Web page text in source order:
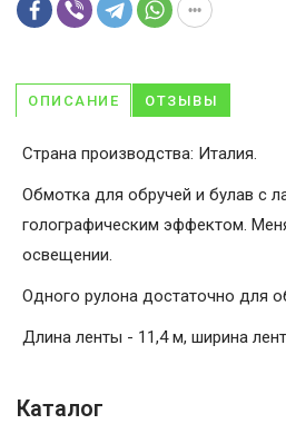
ОПИСАНИЕ ОТЗЫВЫ
Страна производства: Италия.
Обмотка для обручей и булав с
голографическим эффектом.
освещении.
Одного рулона достаточно для
Длина ленты - 11,4 м, ширина
Каталог